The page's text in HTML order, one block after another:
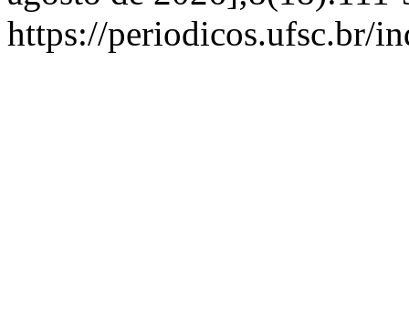
https://periodicos.ufsc.br/